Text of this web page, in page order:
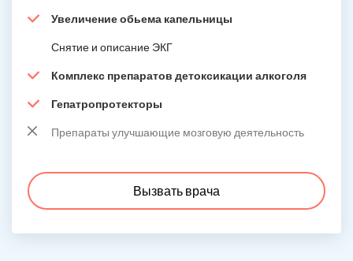
Увеличение обьема капельницы
Снятие и описание ЭКГ
Комплекс препаратов детоксикации алкоголя
Гепатропротекторы
Препараты улучшающие мозговую деятельность
Вызвать врача